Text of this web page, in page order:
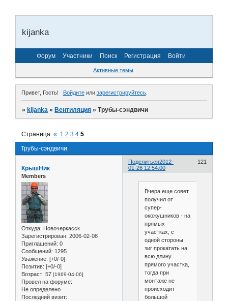
kijanka
Форум Участники Поиск Регистрация Войти
Активные темы
Привет, Гость! Войдитеили зарегистрируйтесь.
»kijanka »Вентиляция »Трубы-сэндвичи
Трубы-сэндвичи
Страница:« 1 2 3 4 5
Поделиться 121
2012-
01-26 12:54:00
КрышНик
Members
Откуда: Новочеркасск
Зарегистрирован: 2006-02-08
Приглашений: 0
Сообщений: 1295
Уважение: [+0/-0]
Позитив: [+0/-0]
Возраст: 57 [1969-04-06]
Провел на форуме:
Не определено
Последний визит:
Вчера еще совет
получил от
супер-
окожушников - на
прямых
участках, с
одной стороны
зиг прокатать на
всю длину
прямого участка,
тогда при
монтаже не
происходит
большой